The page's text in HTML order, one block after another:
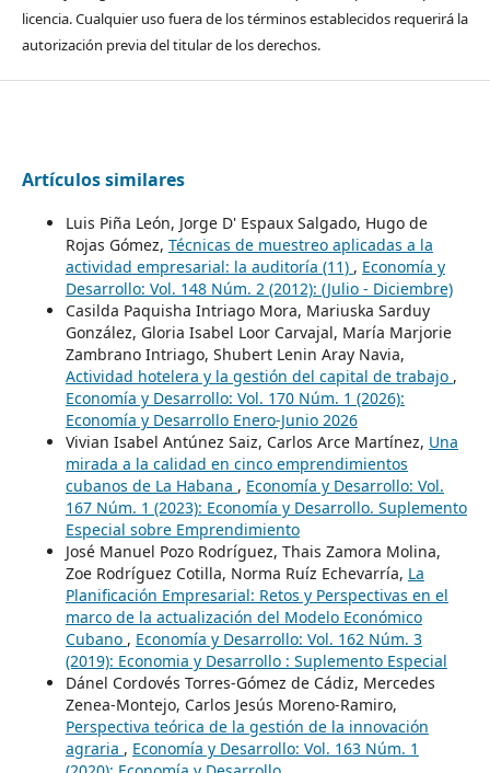
licencia. Cualquier uso fuera de los términos establecidos requerirá la
autorización previa del titular de los derechos.
Artículos similares
Luis Piña León, Jorge D' Espaux Salgado, Hugo de
Rojas Gómez, Técnicas de muestreo aplicadas a la
actividad empresarial: la auditoría (11) , Economía y
Desarrollo: Vol. 148 Núm. 2 (2012): (Julio - Diciembre)
Casilda Paquisha Intriago Mora, Mariuska Sarduy
González, Gloria Isabel Loor Carvajal, María Marjorie
Zambrano Intriago, Shubert Lenin Aray Navia,
Actividad hotelera y la gestión del capital de trabajo ,
Economía y Desarrollo: Vol. 170 Núm. 1 (2026):
Economía y Desarrollo Enero-Junio 2026
Vivian Isabel Antúnez Saiz, Carlos Arce Martínez, Una
mirada a la calidad en cinco emprendimientos
cubanos de La Habana , Economía y Desarrollo: Vol.
167 Núm. 1 (2023): Economía y Desarrollo. Suplemento
Especial sobre Emprendimiento
José Manuel Pozo Rodríguez, Thais Zamora Molina,
Zoe Rodríguez Cotilla, Norma Ruíz Echevarría, La
Planificación Empresarial: Retos y Perspectivas en el
marco de la actualización del Modelo Económico
Cubano , Economía y Desarrollo: Vol. 162 Núm. 3
(2019): Economia y Desarrollo : Suplemento Especial
Dánel Cordovés Torres-Gómez de Cádiz, Mercedes
Zenea-Montejo, Carlos Jesús Moreno-Ramiro,
Perspectiva teórica de la gestión de la innovación
agraria , Economía y Desarrollo: Vol. 163 Núm. 1